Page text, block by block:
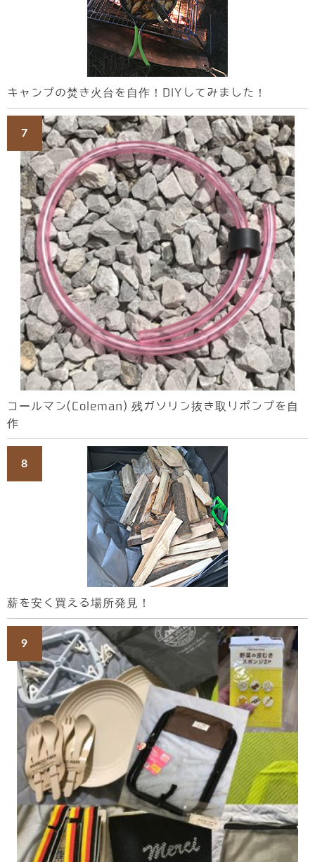
キャンプの焚き火台を自作！DIYしてみました！
コールマン(Coleman) 残ガソリン抜き取りポンプを自
作
薪を安く買える場所発見！